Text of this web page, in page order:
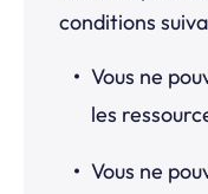
conditions
Vous ne
les
Vous ne